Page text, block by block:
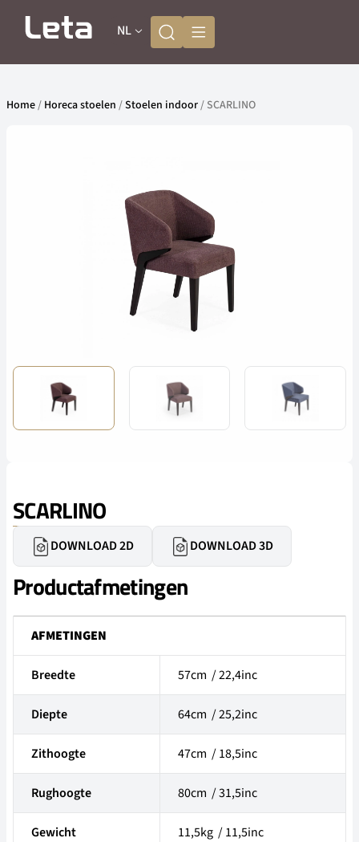
NL
Home/ Horeca stoelen /Stoelen indoor/ SCARLINO
SCARLINO
DOWNLOAD 2D DOWNLOAD 3D
Productafmetingen
AFMETINGEN
Breedte 57cm / 22,4inc
Diepte 64cm / 25,2inc
Zithoogte 47cm / 18,5inc
Rughoogte 80cm / 31,5inc
Gewicht 11,5kg / 11,5inc